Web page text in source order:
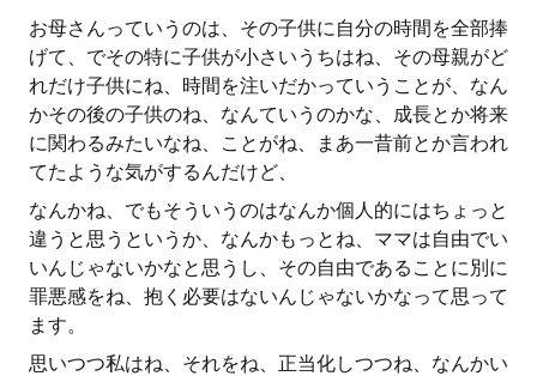
お母さんっていうのは、その子供に自分の時間を全部捧
げて、でその特に子供が小さいうちはね、その母親がど
れだけ子供にね、時間を注いだかっていうことが、なん
かその後の子供のね、なんていうのかな、成長とか将来
に関わるみたいなね、ことがね、まあ一昔前とか言われ
てたような気がするんだけど、
なんかね、でもそういうのはなんか個人的にはちょっと
違うと思うというか、なんかもっとね、ママは自由でい
いんじゃないかなと思うし、その自由であることに別に
罪悪感をね、抱く必要はないんじゃないかなって思って
ます。
思いつつ私はね、それをね、正当化しつつね、なんかい